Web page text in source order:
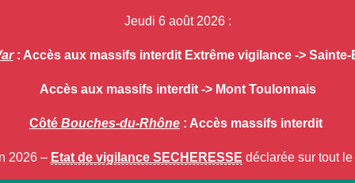
Jeudi 6 août 2026 :
: Accès aux massifs interdit Extrême vigilance -> Sainte-
Accès aux massifs interdit -> Mont Toulonnais
Côté Bouches-du-Rhône : Accès massifs interdit
2026 – Etat de vigilance SECHERESSE déclarée sur tout